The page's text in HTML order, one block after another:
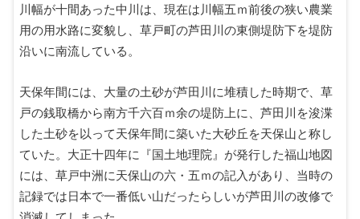
川幅が十間あった中川は、現在は川幅五ｍ前後の狭い農業
用の用水路に変貌し、草戸町の芦田川の東側堤防下を堤防
沿いに南流している。
天保年間には、大量の土砂が芦田川に堆積した時期で、草
戸の銭取橋から南方千六百ｍ余の堤防上に、芦田川を浚渫
した土砂を以って天保年間に築いた大砂丘を天保山と称し
ていた。大正十四年に『国土地理院』が発行した福山地図
には、草戸中洲に天保山の六・五ｍの記入があり、当時の
記録では日本で一番低い山だったらしいが芦田川の改修で